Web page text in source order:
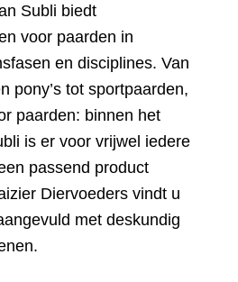
Subli biedt
voor paarden in
en disciplines. Van
pony’s tot sportpaarden,
paarden: binnen het
is er voor vrijwel iedere
passend product
Diervoeders vindt u
met deskundig